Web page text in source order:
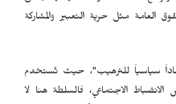
مثل حرية التعبير والمشاركة
سياسياً للترهيب"، حيث تُستخدم
الانضباط الاجتماعي، فالسلطة هنا لا